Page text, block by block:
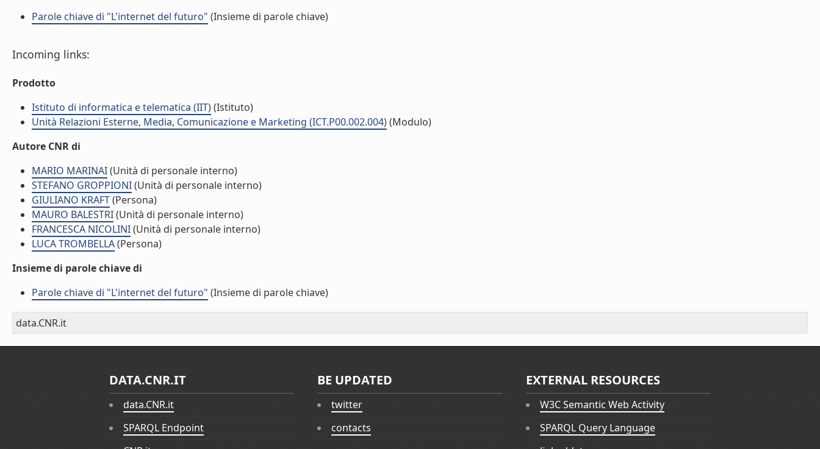
Parole chiave di "L'internet del futuro" (Insieme di parole chiave)
Incoming links:
Prodotto
Istituto di informatica e telematica (IIT)(Istituto)
Unità Relazioni Esterne, Media, Comunicazione e Marketing (ICT.P00.002.004)(Modulo)
Autore CNR di
MARIO MARINAI(Unità di personale interno)
STEFANO GROPPIONI(Unità di personale interno)
GIULIANO KRAFT(Persona)
MAURO BALESTRI(Unità di personale interno)
FRANCESCA NICOLINI(Unità di personale interno)
LUCA TROMBELLA(Persona)
Insieme di parole chiave di
Parole chiave di "L'internet del futuro" (Insieme di parole chiave)
data.CNR.it
DATA.CNR.IT
data.CNR.it
SPARQL Endpoint
BE UPDATED
twitter
contacts
EXTERNAL RESOURCES
W3C Semantic Web Activity
SPARQL Query Language